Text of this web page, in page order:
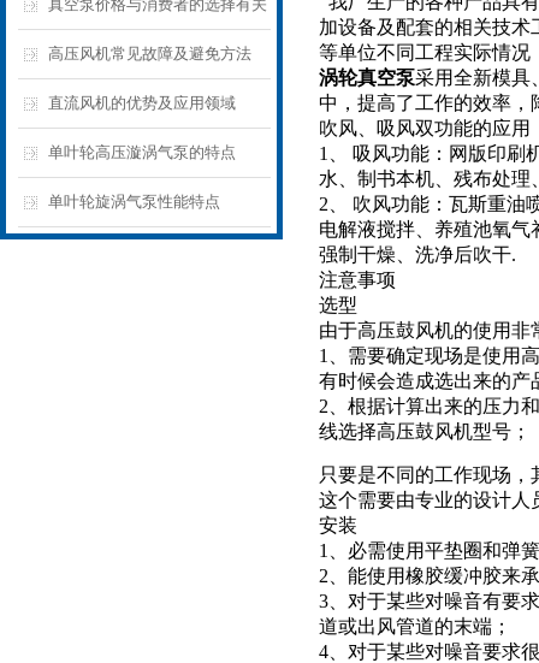
真空泵价格与消费者的选择有关
吗
高压风机常见故障及避免方法
直流风机的优势及应用领域
单叶轮高压漩涡气泵的特点
单叶轮旋涡气泵性能特点
加设备及配套的相关技
等单位不同工程实际情况
涡轮真空泵采用全新模具
中，提高了工作的效率，
吹风、吸风双功能的应用
1、 吸风功能：网版印刷
水、制书本机、残布处
2、 吹风功能：瓦斯重油
电解液搅拌、养殖池氧
强制干燥、洗净后吹干.
注意事项
选型
由于高压鼓风机的使用
1、需要确定现场是使用
有时候会造成选出来的产
2、根据计算出来的压力
线选择高压鼓风机型号；
只要是不同的工作现场
这个需要由专业的设计人
安装
1、必需使用平垫圈和弹
2、能使用橡胶缓冲胶来
3、对于某些对噪音有要
道或出风管道的末端；
4、对于某些对噪音要求